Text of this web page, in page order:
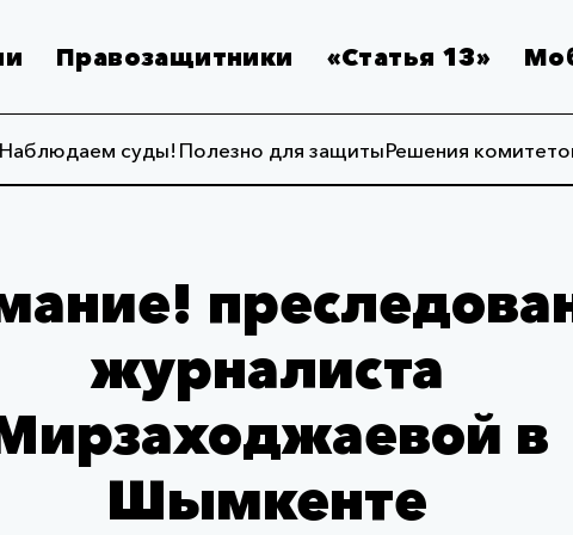
Правозащитники «Статья 13»
Наблюдаем суды! Полезно для защитыРешения
журналиста
в
Шымкенте